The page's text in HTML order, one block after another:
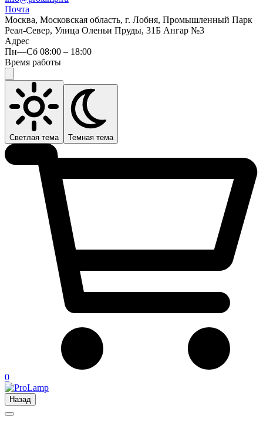
Почта
Москва, Московская область, г. Лобня, Промышленный Парк
Реал-Север, Улица Оленьи Пруды, 31Б Ангар №3
Адрес
Пн—Сб 08:00 – 18:00
Время работы
Светлая тема Темная тема
0
Назад